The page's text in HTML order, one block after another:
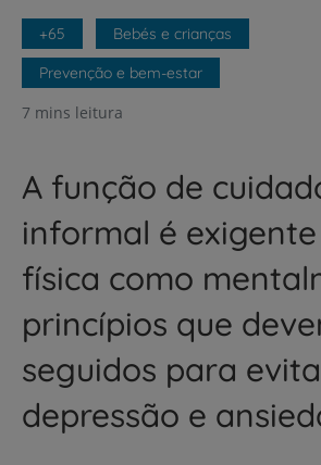
+65
Bebés e crianças
Prevenção e bem-estar
7 mins leitura
A função de
informal é
física como
princípios que
seguidos para
depressão e